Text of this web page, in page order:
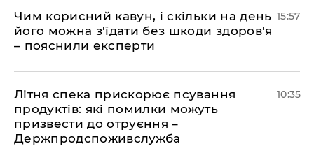
Чим корисний кавун, і скільки на день
його можна з'їдати без шкоди здоров'я
– пояснили експерти
15:57
Літня спека прискорює псування
продуктів: які помилки можуть
призвести до отруєння –
Держпродспоживслужба
10:35